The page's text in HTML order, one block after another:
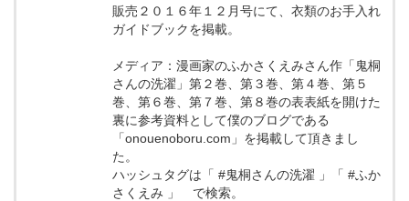
販売２０１６年１２月号にて、衣類のお手入れ
ガイドブックを掲載。
メディア：漫画家のふかさくえみさん作「鬼桐
さんの洗濯」第２巻、第３巻、第４巻、第５
巻、第６巻、第７巻、第８巻の表表紙を開けた
裏に参考資料として僕のブログである
「onouenoboru.com」を掲載して頂きまし
た。
ハッシュタグは「 #鬼桐さんの洗濯 」「 #ふか
さくえみ 」 で検索。